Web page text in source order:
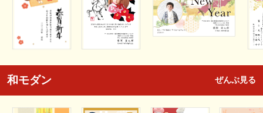
和モダン ぜんぶ見る